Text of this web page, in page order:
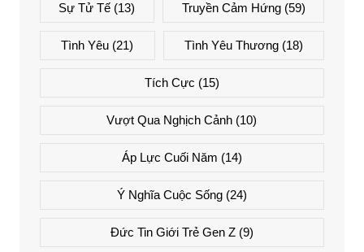
Sự Tử Tế (13) Truyền Cảm Hứng(59)
Tình Yêu (21) Tình Yêu Thương(18)
Tích Cực (15)
Vượt Qua Nghịch Cảnh (10)
Áp Lực Cuối Năm (14)
Ý Nghĩa Cuộc Sống(24)
Đức Tin Giới Trẻ Gen Z(9)